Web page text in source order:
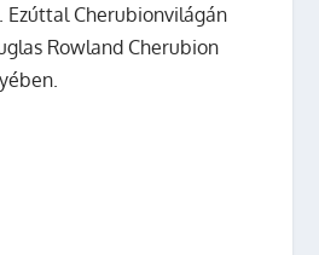
Ezúttal Cherubionvilágán
Rowland Cherubion